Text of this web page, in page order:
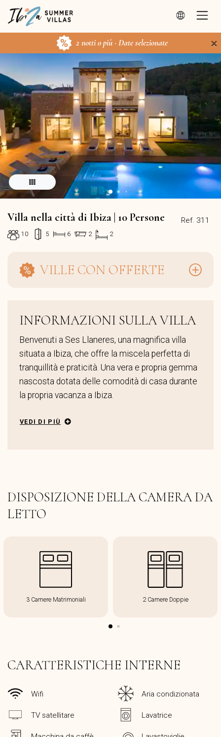
2 notti o più · Date selezionate ×
Ref. 311
Villa nella città di Ibiza | 10 Persone
10 5 6 2 2
VILLE CON OFFERTE
INFORMAZIONI SULLA VILLA
Benvenuti a Ses Llaneres, una magnifica villa
situata a Ibiza, che offre la miscela perfetta di
tranquillità e praticità. Una vera e propria gemma
nascosta dotata delle comodità di casa durante
la propria vacanza a Ibiza.
VEDI DI PIÙ
DISPOSIZIONE DELLA CAMERA DA
LETTO
3 Camere Matrimoniali 2 Camere Doppie
CARATTERISTICHE INTERNE
Wifi Aria condizionata
TV satellitare Lavatrice